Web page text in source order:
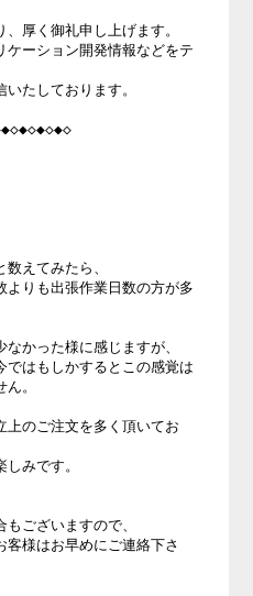
厚く御礼申し上げます。
ケーション開発情報などをテ
たしております。
えてみたら、
よりも出張作業日数の方が多
かった様に感じますが、
ではもしかするとこの感覚は
。
上のご注文を多く頂いてお
みです。
ございますので、
客様はお早めにご連絡下さ